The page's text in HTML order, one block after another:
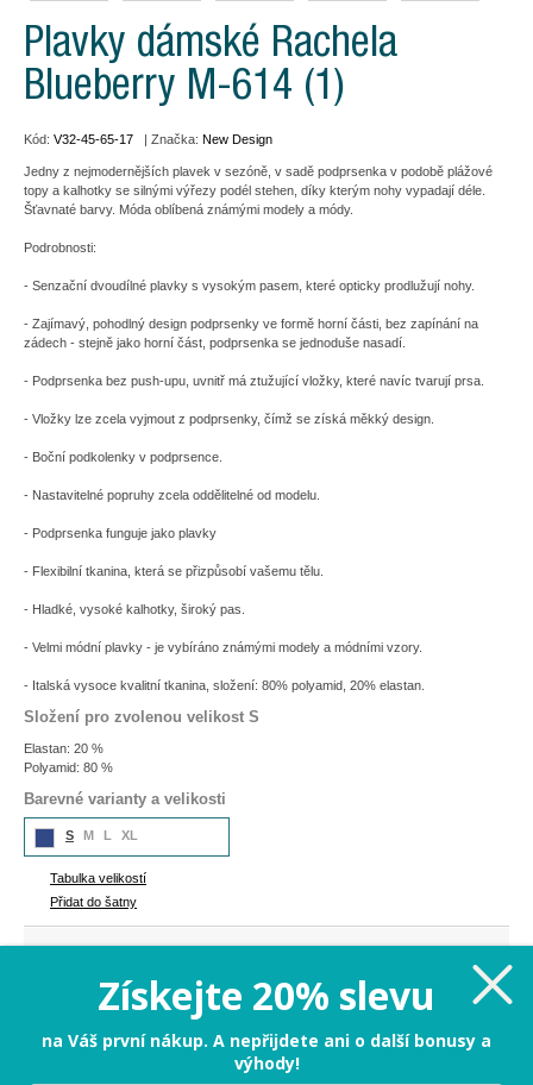
Plavky dámské Rachela
Blueberry M-614 (1)
Kód: V32-45-65-17 | Značka: New Design
Jedny z nejmodernějších plavek v sezóně, v sadě podprsenka v podobě plážové
topy a kalhotky se silnými výřezy podél stehen, díky kterým nohy vypadají déle.
Šťavnaté barvy. Móda oblíbená známými modely a módy.
Podrobnosti:
- Senzační dvoudílné plavky s vysokým pasem, které opticky prodlužují nohy.
- Zajímavý, pohodlný design podprsenky ve formě horní části, bez zapínání na
zádech - stejně jako horní část, podprsenka se jednoduše nasadí.
- Podprsenka bez push-upu, uvnitř má ztužující vložky, které navíc tvarují prsa.
- Vložky lze zcela vyjmout z podprsenky, čímž se získá měkký design.
- Boční podkolenky v podprsence.
- Nastavitelné popruhy zcela oddělitelné od modelu.
- Podprsenka funguje jako plavky
- Flexibilní tkanina, která se přizpůsobí vašemu tělu.
- Hladké, vysoké kalhotky, široký pas.
- Velmi módní plavky - je vybíráno známými modely a módními vzory.
- Italská vysoce kvalitní tkanina, složení: 80% polyamid, 20% elastan.
Složení pro zvolenou velikost S
Elastan: 20 %
Polyamid: 80 %
Barevné varianty a velikosti
S M L XL
Tabulka velikostí
Přidat do šatny
1 119 Kč
PŘIDAT DO KOŠÍKU
Získejte 20% slevu
na Váš první nákup. A nepřijdete ani o další bonusy a
výhody!